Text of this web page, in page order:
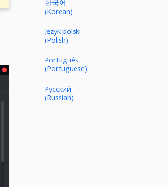
한국어
(Korean)
Język polski
(Polish)
Português
(Portuguese)
Русский
(Russian)